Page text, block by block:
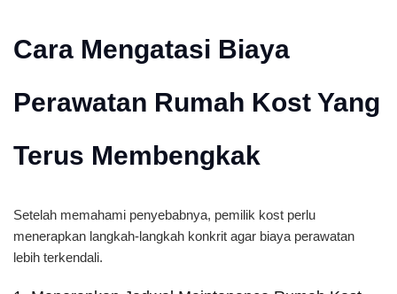
Cara Mengatasi Biaya
Perawatan Rumah Kost Yang
Terus Membengkak
Setelah memahami penyebabnya, pemilik kost perlu
menerapkan langkah-langkah konkrit agar biaya perawatan
lebih terkendali.